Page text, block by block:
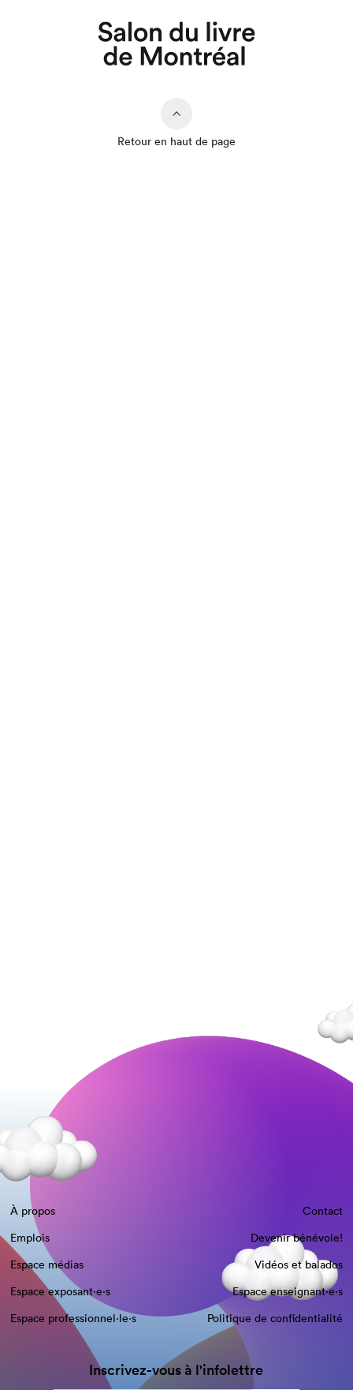
Que cherchez-vous?
Retour en haut de page
À propos
Contact
Emplois
Devenir bénévole!
Espace médias
Vidéos et balados
Espace exposant·e⋅s
Espace enseignant·e⋅s
Espace professionnel·le⋅s
Politique de confidentialité
Inscrivez-vous à l'infolettre